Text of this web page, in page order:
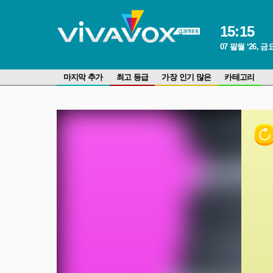
15:15
07 팔월 ‘26, 금
마지막 추가 최고 등급 가장 인기 많은 카테고리